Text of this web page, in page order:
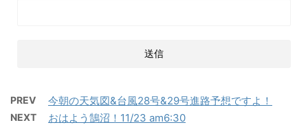
PREV 今朝の天気図&台風28号&29号進路予想ですよ！
NEXT おはよう鵠沼！11/23 am6:30